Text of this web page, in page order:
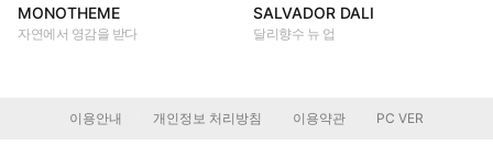
MONOTHEME
자연에서 영감을 받다
SALVADOR DALI
달리향수 뉴 업
이용안내 개인정보 처리방침 이용약관 PC VER